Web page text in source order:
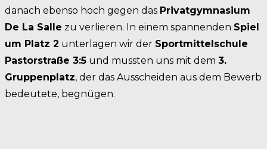
danach ebenso hoch gegen das Privatgymnasium
De La Salle zu verlieren. In einem spannenden Spiel
um Platz 2 unterlagen wir der Sportmittelschule
Pastorstraße 3:5 und mussten uns mit dem 3.
Gruppenplatz, der das Ausscheiden aus dem Bewerb
bedeutete, begnügen.